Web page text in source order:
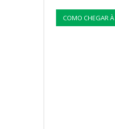
COMO CHEGAR À